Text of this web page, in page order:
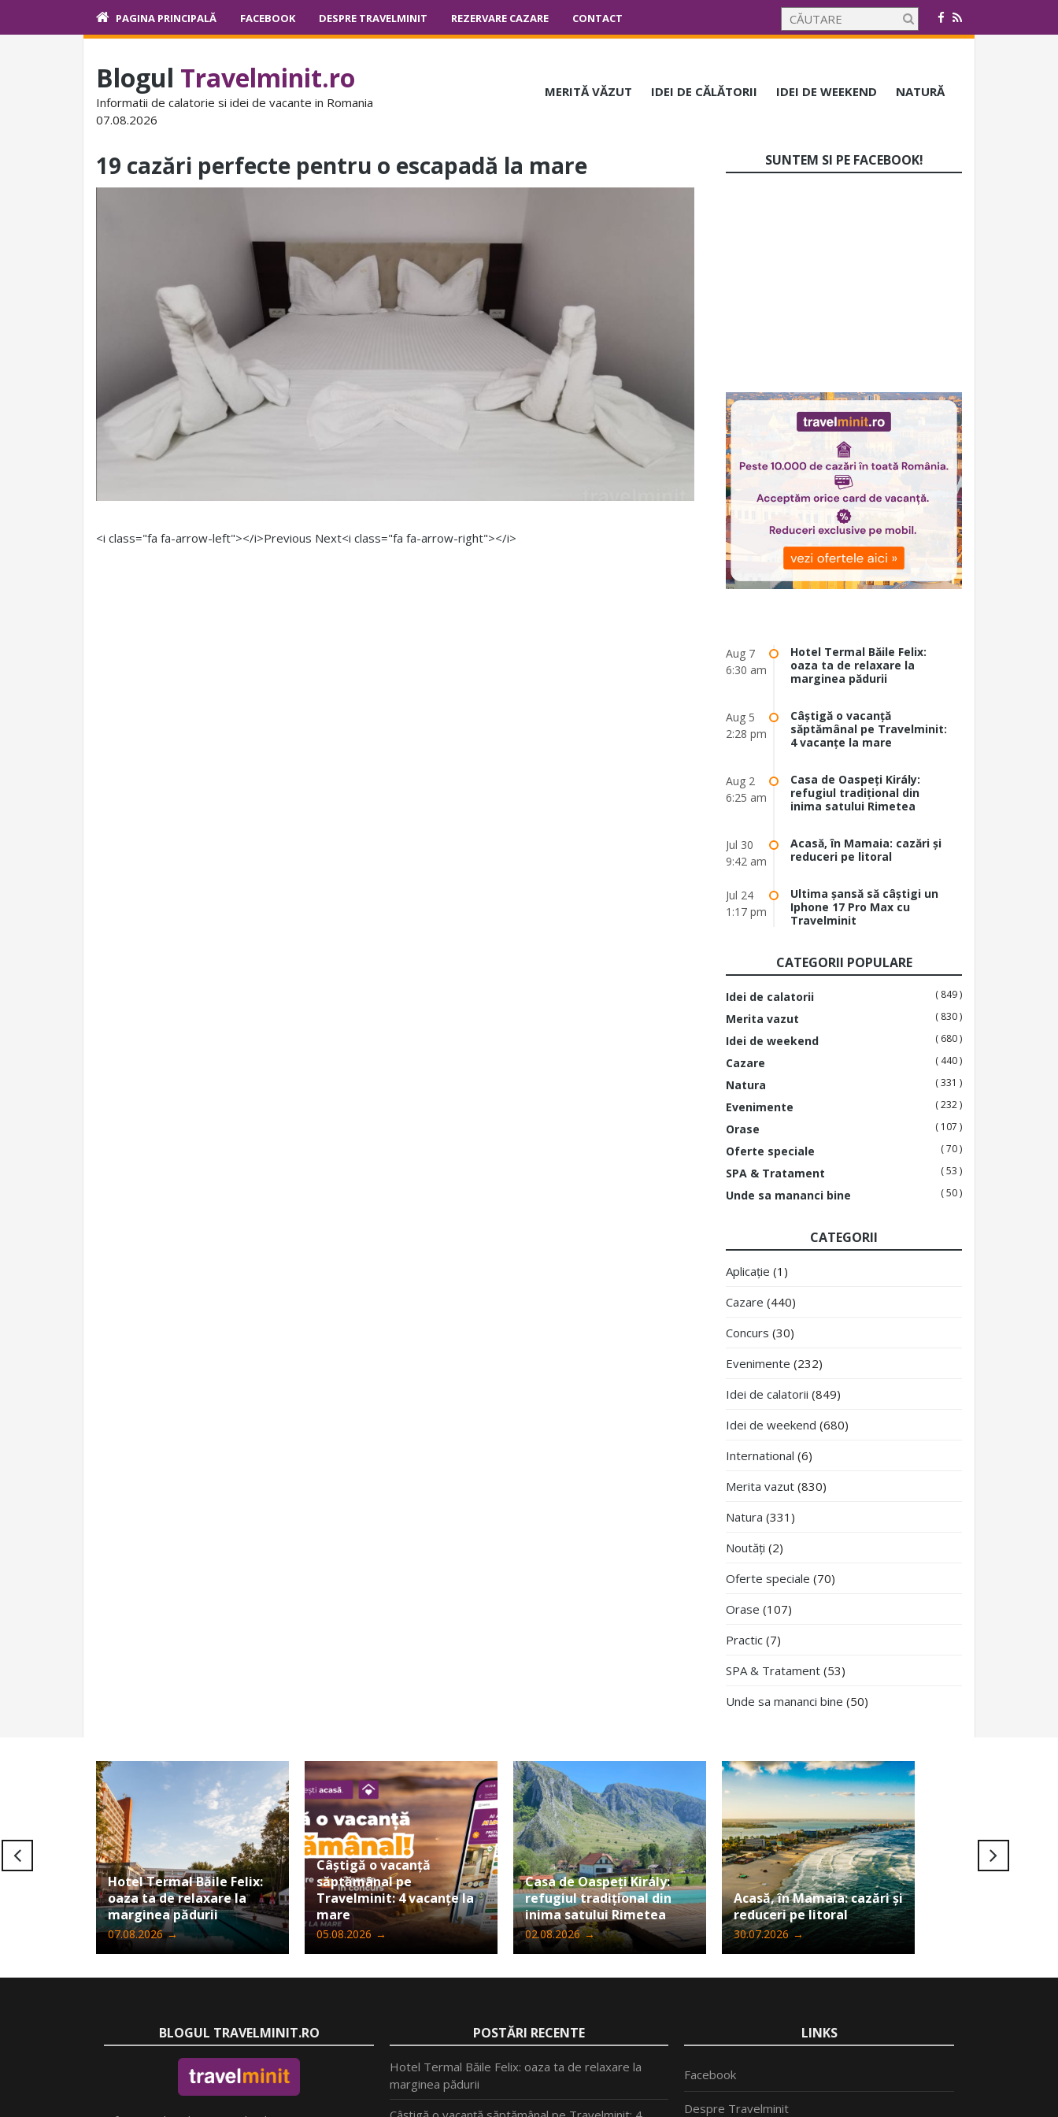
PAGINA PRINCIPALĂ FACEBOOK DESPRE TRAVELMINIT REZERVARE CAZARE CONTACT
Blogul Travelminit.ro
Informatii de calatorie si idei de vacante in Romania
07.08.2026
MERITĂ VĂZUT IDEI DE CĂLĂTORII IDEI DE WEEKEND NATURĂ
19 cazări perfecte pentru o escapadă la mare
<i class="fa fa-arrow-left"></i>Previous Next<i class="fa fa-arrow-right"></i>
SUNTEM SI PE FACEBOOK!
Aug 7
6:30 am
Hotel Termal Băile Felix:
oaza ta de relaxare la
marginea pădurii
Aug 5
2:28 pm
Câștigă o vacanță
săptămânal pe Travelminit:
4 vacanțe la mare
Aug 2
6:25 am
Casa de Oaspeți Király:
refugiul tradițional din
inima satului Rimetea
Jul 30
9:42 am
Acasă, în Mamaia: cazări și
reduceri pe litoral
Jul 24
1:17 pm
Ultima șansă să câștigi un
Iphone 17 Pro Max cu
Travelminit
CATEGORII POPULARE
Idei de calatorii ( 849 )
Merita vazut ( 830 )
Idei de weekend ( 680 )
Cazare ( 440 )
Natura ( 331 )
Evenimente ( 232 )
Orase ( 107 )
Oferte speciale ( 70 )
SPA & Tratament ( 53 )
Unde sa mananci bine ( 50 )
CATEGORII
Aplicație (1)
Cazare (440)
Concurs (30)
Evenimente (232)
Idei de calatorii (849)
Idei de weekend (680)
International (6)
Merita vazut (830)
Natura (331)
Noutăți (2)
Oferte speciale (70)
Orase (107)
Practic (7)
SPA & Tratament (53)
Unde sa mananci bine (50)
Hotel Termal Băile Felix:
oaza ta de relaxare la
marginea pădurii
07.08.2026 →
Câștigă o vacanță
săptămânal pe
Travelminit: 4 vacanțe la
mare
05.08.2026 →
Casa de Oaspeți Király:
refugiul tradițional din
inima satului Rimetea
02.08.2026 →
Acasă, în Mamaia: cazări și
reduceri pe litoral
30.07.2026 →
BLOGUL TRAVELMINIT.RO POSTĂRI RECENTE
Hotel Termal Băile Felix: oaza ta de relaxare la
marginea pădurii
LINKS
Facebook
Despre Travelminit